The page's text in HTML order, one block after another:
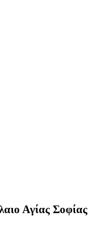
Αγίας Σοφίας